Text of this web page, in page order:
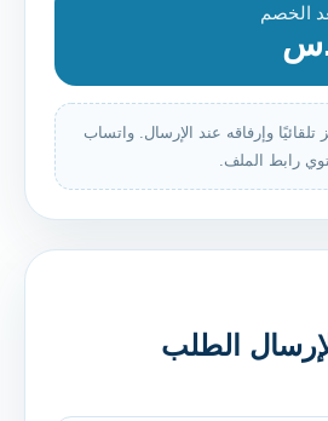
الخصم
وإرفاقه عند الإرسال. واتساب
رابط الملف.
لإرسال الطلب